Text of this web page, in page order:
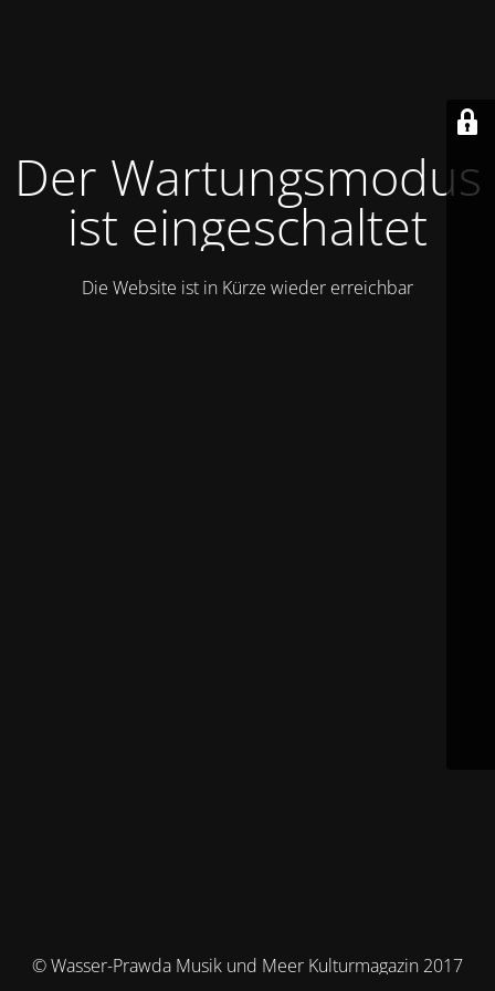
Der Wartungsmodus
ist eingeschaltet
Die Website ist in Kürze wieder erreichbar
© Wasser-Prawda Musik und Meer Kulturmagazin 2017